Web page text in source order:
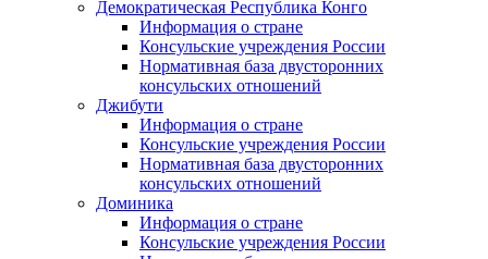
Демократическая Республика Конго
Информация о стране
Консульские учреждения России
Нормативная база двусторонних
консульских отношений
Джибути
Информация о стране
Консульские учреждения России
Нормативная база двусторонних
консульских отношений
Доминика
Информация о стране
Консульские учреждения России